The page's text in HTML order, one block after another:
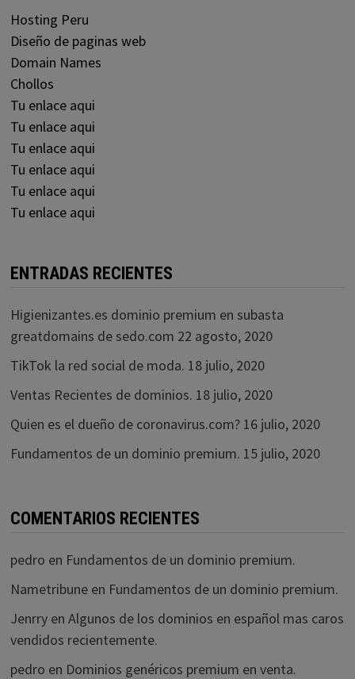
Hosting Peru
Diseño de paginas web
Domain Names
Chollos
Tu enlace aqui
Tu enlace aqui
Tu enlace aqui
Tu enlace aqui
Tu enlace aqui
Tu enlace aqui
ENTRADAS RECIENTES
Higienizantes.es dominio premium en subasta
greatdomains de sedo.com 22 agosto, 2020
TikTok la red social de moda. 18 julio, 2020
Ventas Recientes de dominios. 18 julio, 2020
Quien es el dueño de coronavirus.com? 16 julio, 2020
Fundamentos de un dominio premium. 15 julio, 2020
COMENTARIOS RECIENTES
pedro en Fundamentos de un dominio premium.
Nametribuneen Fundamentos de un dominio premium.
Jenrryen Algunos de los dominios en español mas caros
vendidos recientemente.
pedro en Dominios genéricos premium en venta.